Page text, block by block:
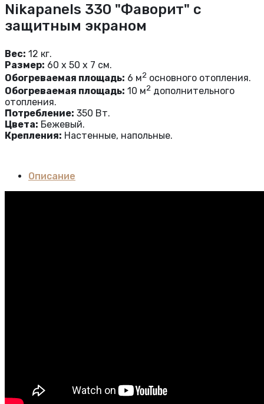
Nikapanels 330 "Фаворит" с
защитным экраном
Вес: 12 кг.
Размер: 60 x 50 x 7 см.
Обогреваемая площадь: 6 м2 основного отопления.
Обогреваемая площадь: 10 м2 дополнительного
отопления.
Потребление: 350 Вт.
Цвета: Бежевый.
Крепления: Настенные, напольные.
Описание